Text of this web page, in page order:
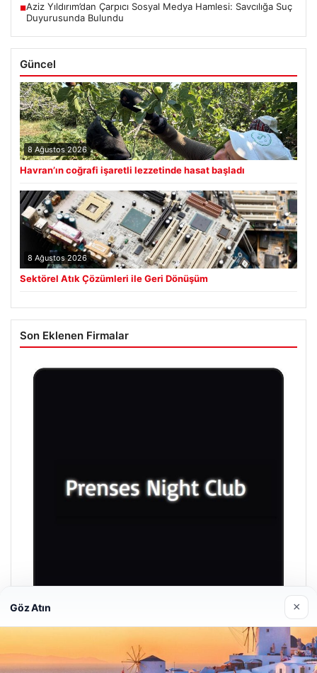
■Aziz Yıldırım’dan Çarpıcı Sosyal Medya Hamlesi: Savcılığa Suç
Duyurusunda Bulundu
Güncel
8 Ağustos 2026
Havran’ın coğrafi işaretli lezzetinde hasat başladı
8 Ağustos 2026
Sektörel Atık Çözümleri ile Geri Dönüşüm
Son Eklenen Firmalar
29 Nisan 2026
Göz Atın ×